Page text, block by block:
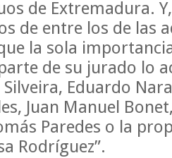
de Extremadura.
de entre los de las
la sola
de su jurado lo
Eduardo
Juan Manuel
Paredes o la
Rodríguez”.